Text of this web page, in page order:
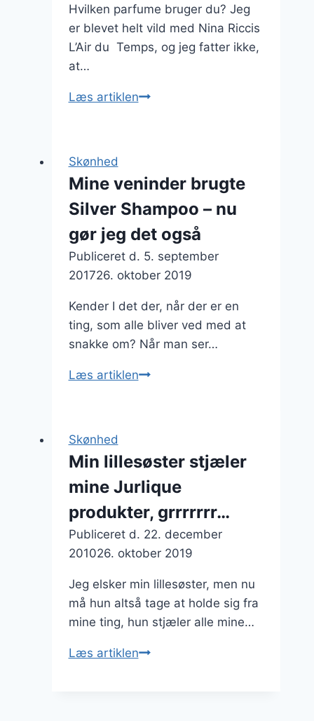
Hvilken parfume bruger du? Jeg
er blevet helt vild med Nina Riccis
L’Air du Temps, og jeg fatter ikke,
at…
Læs artiklenNina
fantastiske
parfumer,
har
opdaget!
Skønhed
Mine veninder brugte
Silver Shampoo – nu
gør jeg det også
Publiceret d. 5. september
201726. oktober 2019
Kender I det der, når der er en
ting, som alle bliver ved med at
snakke om? Når man ser…
Læs artiklenMine
–
nu
gør
jeg
Skønhed
Min lillesøster stjæler
mine Jurlique
produkter, grrrrrrr…
Publiceret d. 22. december
201026. oktober 2019
Jeg elsker min lillesøster, men nu
må hun altså tage at holde sig fra
mine ting, hun stjæler alle mine…
Læs artiklenMin